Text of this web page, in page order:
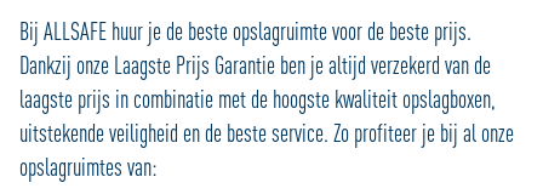
Bij ALLSAFE huur je de beste opslagruimte voor de beste prijs.
Dankzij onze Laagste Prijs Garantie ben je altijd verzekerd van de
laagste prijs in combinatie met de hoogste kwaliteit opslagboxen,
uitstekende veiligheid en de beste service. Zo profiteer je bij al onze
opslagruimtes van: